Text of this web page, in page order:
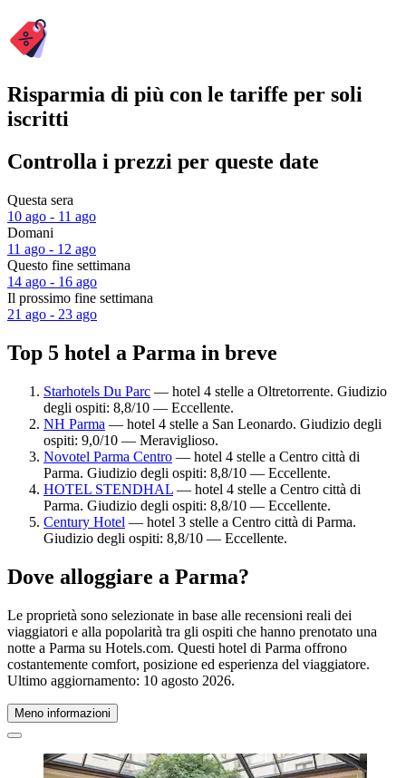
Risparmia di più con le tariffe per soli
iscritti
Controlla i prezzi per queste date
Questa sera
10 ago - 11 ago
Domani
11 ago - 12 ago
Questo fine settimana
14 ago - 16 ago
Il prossimo fine settimana
21 ago - 23 ago
Top 5 hotel a Parma in breve
Starhotels Du Parc — hotel 4 stelle a Oltretorrente. Giudizio
degli ospiti: 8,8/10 — Eccellente.
NH Parma — hotel 4 stelle a San Leonardo. Giudizio degli
ospiti: 9,0/10 — Meraviglioso.
Novotel Parma Centro — hotel 4 stelle a Centro città di
Parma. Giudizio degli ospiti: 8,8/10 — Eccellente.
HOTEL STENDHAL — hotel 4 stelle a Centro città di
Parma. Giudizio degli ospiti: 8,8/10 — Eccellente.
Century Hotel — hotel 3 stelle a Centro città di Parma.
Giudizio degli ospiti: 8,8/10 — Eccellente.
Dove alloggiare a Parma?
Le proprietà sono selezionate in base alle recensioni reali dei
viaggiatori e alla popolarità tra gli ospiti che hanno prenotato una
notte a Parma su Hotels.com. Questi hotel di Parma offrono
costantemente comfort, posizione ed esperienza del viaggiatore.
Ultimo aggiornamento: 10 agosto 2026.
Meno informazioni